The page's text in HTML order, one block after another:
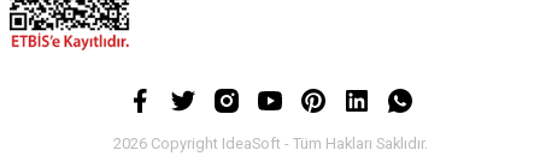
2026 Copyright IdeaSoft - Tüm Hakları Saklıdır.